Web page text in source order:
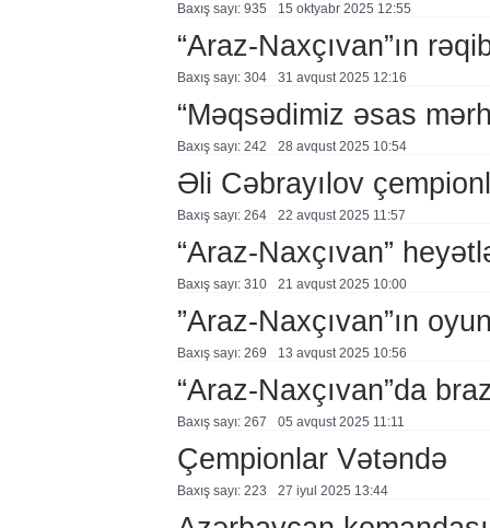
Baxış sayı: 935 15 oktyabr 2025 12:55
“Araz-Naxçıvan”ın
Baxış sayı: 304 31 avqust 2025 12:16
“Məqsədimiz əsas
Baxış sayı: 242 28 avqust 2025 10:54
Əli Cəbrayılov
Baxış sayı: 264 22 avqust 2025 11:57
“Araz-Naxçıvan”
Baxış sayı: 310 21 avqust 2025 10:00
”Araz-Naxçıvan”ın
Baxış sayı: 269 13 avqust 2025 10:56
“Araz-Naxçıvan”da
Baxış sayı: 267 05 avqust 2025 11:11
Çempionlar Vətəndə
Baxış sayı: 223 27 i̇yul 2025 13:44